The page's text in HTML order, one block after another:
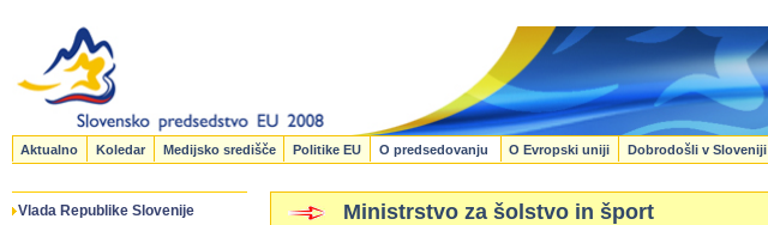
Aktualno Koledar Medijsko središče Politike EU O predsedovanju O Evropski uniji Dobrodošli v Sloveniji
Vlada Republike Slovenije Ministrstvo za šolstvo in šport